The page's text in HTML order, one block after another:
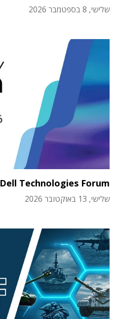
שלישי, 8 בספטמבר 2026
Dell Technologies Forum
שלישי, 13 באוקטובר 2026